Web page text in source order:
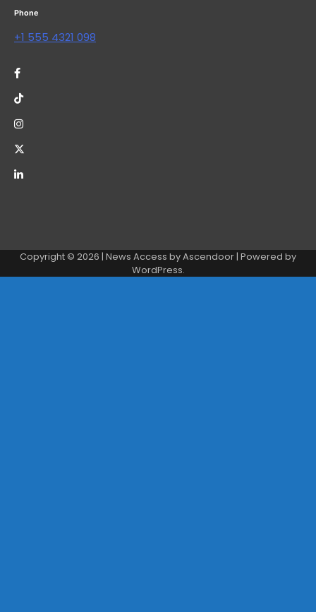
Phone
+1 555 4321 098
Copyright © 2026 | News Access byAscendoor| Powered by
WordPress.